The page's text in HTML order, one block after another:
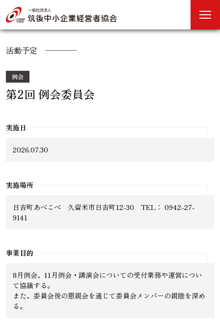
活動予定
例会
第2回 例会委員会
実施日
2026.07.30
実施場所
日吉町あべこべ 久留米市日吉町12-30 TEL： 0942-27-
9141
事業目的
8月例会、11月例会・講演会についての受付業務や運営につい
て協議する。
また、委員会後の懇親会を通じて委員会メンバーの親睦を深め
る。